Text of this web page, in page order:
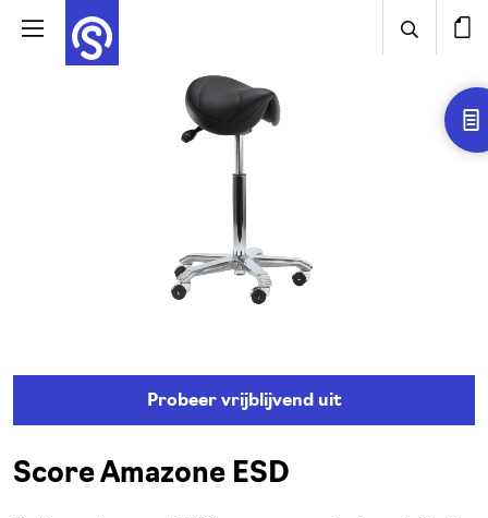
Probeer vrijblijvend uit
Score Amazone ESD